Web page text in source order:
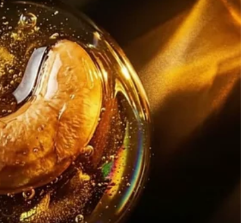
ih potpuno izbaciti iz ravnoteže. Moguće je da se radi
nije umela da pokaže emocije na pravi način.
Više nećete želeti da čekate nekoga ko nije siguran u
energiju i novu šansu.
da čujete veoma važnu informaciju vezanu
će zvoniti više nego obično, poruke će stizati
vaše raspoloženje iz minuta u minut.